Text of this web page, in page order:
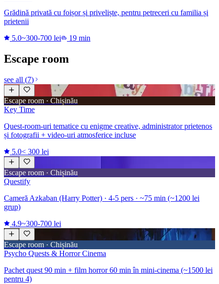
Grădină privată cu foișor și priveliște, pentru petreceri cu familia și
prietenii
5.0~300-700 lei 19 min
Escape room
see all (7)
Escape room · Chișinău
Key Time
Quest-room-uri tematice cu enigme creative, administrator prietenos
și fotografii + video-uri atmosferice incluse
5.0< 300 lei
Escape room · Chișinău
Questify
Cameră Azkaban (Harry Potter) · 4-5 pers · ~75 min (~1200 lei
grup)
4.9~300-700 lei
Escape room · Chișinău
Psycho Quests & Horror Cinema
Pachet quest 90 min + film horror 60 min în mini-cinema (~1500 lei
pentru 4)